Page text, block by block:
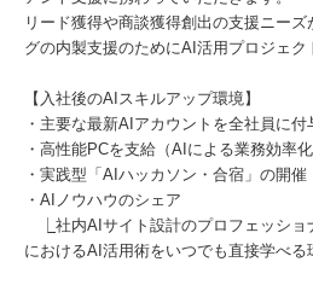
リード獲得や商談獲得創出の支援ニー
グの内製支援のためにAI活用プロジェク
【入社後のAIスキルアップ環境】
・主要な最新AIアカウントを全社員に付
・高性能PCを支給（AIによる業務効率化
・実践型「AIハッカソン・合宿」の開催
・AIノウハウのシェア
⎿社内AIサイト設計のプロフェッショ
におけるAI活用術をいつでも直接学べる